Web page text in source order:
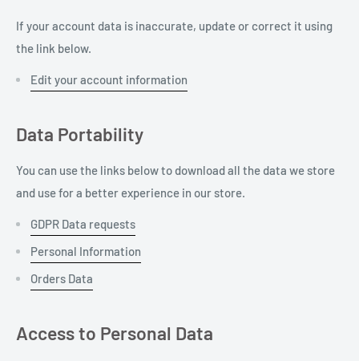
If your account data is inaccurate, update or correct it using
the link below.
Edit your account information
Data Portability
You can use the links below to download all the data we store
and use for a better experience in our store.
GDPR Data requests
Personal Information
Orders Data
Access to Personal Data